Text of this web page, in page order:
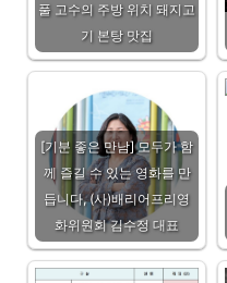
풀 고수의 주방 위치 돼지고
기 본탕 맛집
[기분 좋은 만남] 모두가 함
께 즐길 수 있는 영화를 만
듭니다, (사)배리어프리영
화위원회 김수정 대표